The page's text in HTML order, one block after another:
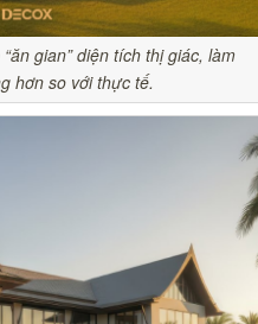
gian” diện tích thị giác, làm
hơn so với thực tế.